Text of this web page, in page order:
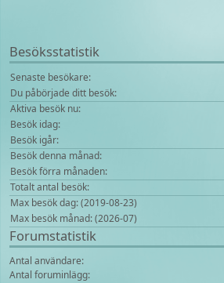
Besöksstatistik
Senaste besökare:
Du påbörjade ditt besök:
Aktiva besök nu:
Besök idag:
Besök igår:
Besök denna månad:
Besök förra månaden:
Totalt antal besök:
Max besök dag: (2019-08-23)
Max besök månad: (2026-07)
Forumstatistik
Antal användare:
Antal foruminlägg: